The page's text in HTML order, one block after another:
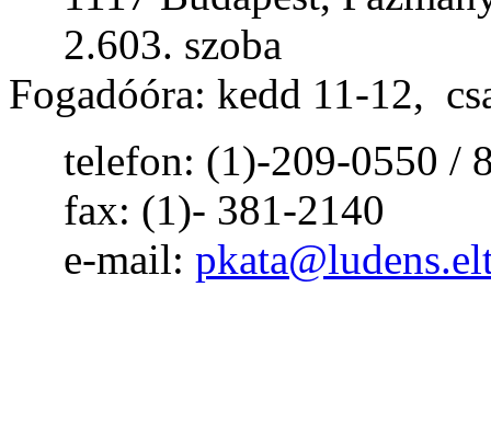
2.603. szoba
Fogadóóra: kedd 11-12,
telefon: (1)-209-0550 /
fax: (1)- 381-2140
e-mail: